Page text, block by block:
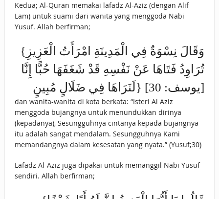
Kedua; Al-Quran memakai lafadz Al-Aziz (dengan Alif
Lam) untuk suami dari wanita yang menggoda Nabi
Yusuf. Allah berfirman;
{وَقَالَ نِسْوَةٌ فِي الْمَدِينَةِ امْرَأَتُ الْعَزِيزِ
تُرَاوِدُ فَتَاهَا عَنْ نَفْسِهِ قَدْ شَغَفَهَا حُبًّا إِنَّا
لَنَرَاهَا فِي ضَلَالٍ مُبِينٍ} [يوسف: 30]
dan wanita-wanita di kota berkata: “Isteri Al Aziz
menggoda bujangnya untuk menundukkan dirinya
(kepadanya), Sesungguhnya cintanya kepada bujangnya
itu adalah sangat mendalam. Sesungguhnya Kami
memandangnya dalam kesesatan yang nyata.” (Yusuf;30)
Lafadz Al-Aziz juga dipakai untuk memanggil Nabi Yusuf
sendiri. Allah berfirman;